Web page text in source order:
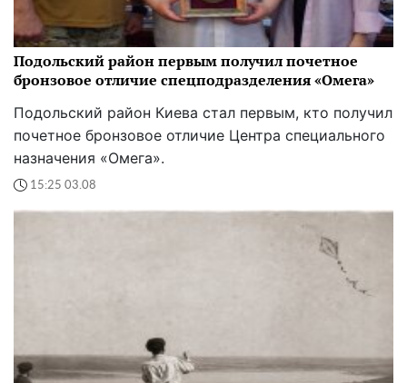
Подольский район первым получил почетное
бронзовое отличие спецподразделения «Омега»
Подольский район Киева стал первым, кто получил
почетное бронзовое отличие Центра специального
назначения «Омега».
15:25 03.08